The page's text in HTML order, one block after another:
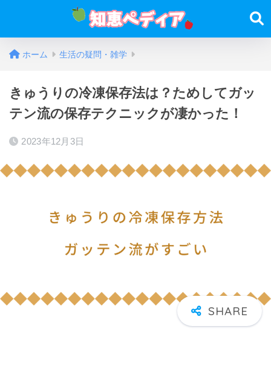
ホーム 生活の疑問・雑学
きゅうりの冷凍保存法は？ためしてガッ
テン流の保存テクニックが凄かった！
2023年12月3日